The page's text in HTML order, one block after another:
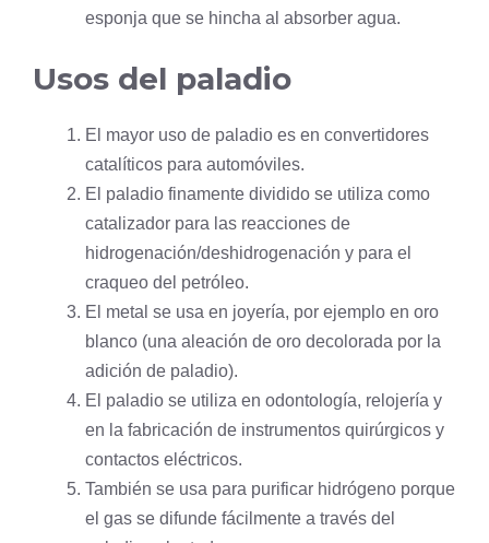
esponja que se hincha al absorber agua.
Usos del paladio
El mayor uso de paladio es en convertidores
catalíticos para automóviles.
El paladio finamente dividido se utiliza como
catalizador para las reacciones de
hidrogenación/deshidrogenación y para el
craqueo del petróleo.
El metal se usa en joyería, por ejemplo en oro
blanco (una aleación de oro decolorada por la
adición de paladio).
El paladio se utiliza en odontología, relojería y
en la fabricación de instrumentos quirúrgicos y
contactos eléctricos.
También se usa para purificar hidrógeno porque
el gas se difunde fácilmente a través del